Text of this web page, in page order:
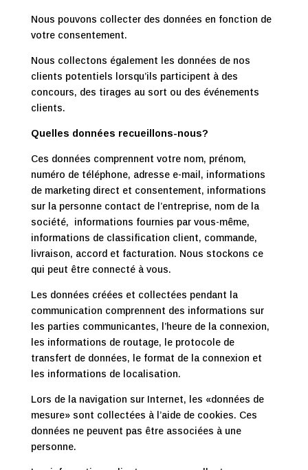
Nous pouvons collecter des données en fonction de
votre consentement.
Nous collectons également les données de nos
clients potentiels lorsqu’ils participent à des
concours, des tirages au sort ou des événements
clients.
Quelles données recueillons-nous?
Ces données comprennent votre nom, prénom,
numéro de téléphone, adresse e-mail, informations
de marketing direct et consentement, informations
sur la personne contact de l’entreprise, nom de la
société, informations fournies par vous-même,
informations de classification client, commande,
livraison, accord et facturation. Nous stockons ce
qui peut être connecté à vous.
Les données créées et collectées pendant la
communication comprennent des informations sur
les parties communicantes, l’heure de la connexion,
les informations de routage, le protocole de
transfert de données, le format de la connexion et
les informations de localisation.
Lors de la navigation sur Internet, les «données de
mesure» sont collectées à l’aide de cookies. Ces
données ne peuvent pas être associées à une
personne.